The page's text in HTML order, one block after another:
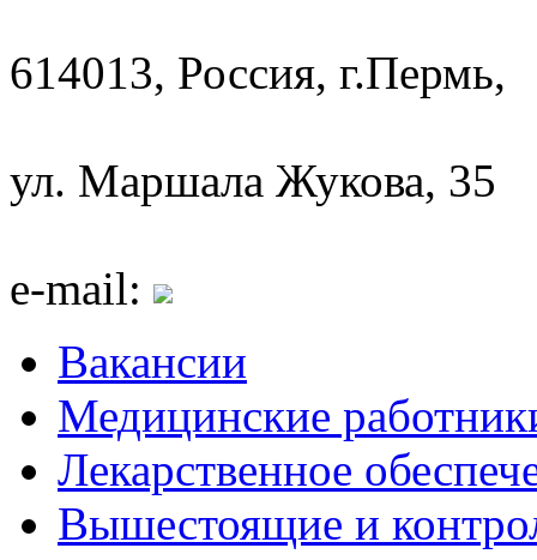
614013, Россия, г.Пермь,
ул. Маршала Жукова, 35
e-mail:
Вакансии
Медицинские
Лекарственное
Вышестоящие и